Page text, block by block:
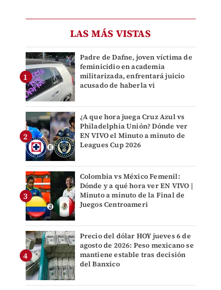
LAS MÁS VISTAS
Padre de Dafne, joven víctima de
feminicidio en academia
militarizada, enfrentará juicio
acusado de haberla vi
¿A que hora juega Cruz Azul vs
Philadelphia Unión? Dónde ver
EN VIVO el Minuto a minuto de
Leagues Cup 2026
Colombia vs México Femenil:
Dónde y a qué hora ver EN VIVO |
Minuto a minuto de la Final de
Juegos Centroameri
Precio del dólar HOY jueves 6 de
agosto de 2026: Peso mexicano se
mantiene estable tras decisión
del Banxico